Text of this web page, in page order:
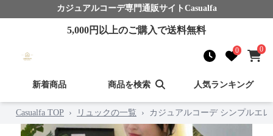
カジュアルコーデ専門通販サイト Casualfa
5,000円以上のご購入で送料無料
0 0
新着商品 商品を検索 人気ランキング
Casualfa TOP › リュックの一覧 › カジュアルコーデ シンプルエ